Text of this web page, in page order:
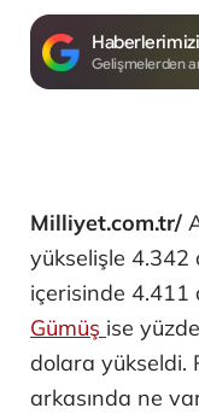
Gelişmelerden
Milliyet.com.tr/
yükselişle 4.342
içerisinde 4.411
Gümüş ise
dolara yükseldi.
arkasında ne